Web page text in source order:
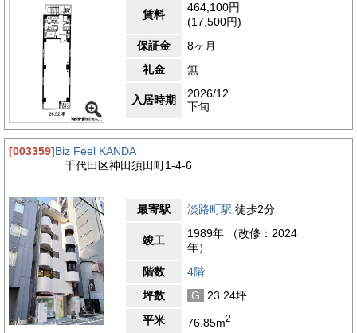
賃料
464,100円
(17,500円)
保証金
8ヶ月
礼金
無
入居時期
2026/12
下旬
[003359]Biz Feel KANDA
千代田区神田須田町1-4-6
最寄駅 淡路町駅 徒歩2分
竣工
1989年 （改修：2024
年）
階数
4階
坪数
G
23.24坪
平米
76.85m2